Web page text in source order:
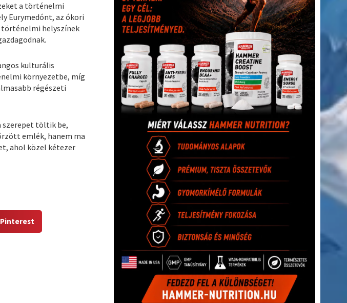
a történelmi
Eurymedónt, az ókori
történelmi helyszínek
kulturális
környezetbe, míg
régészeti
szerepet töltik be,
emlék, hanem ma
ahol közel kétezer
Pinterest